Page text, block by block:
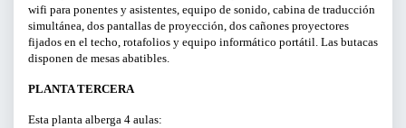
wifi para ponentes y asistentes, equipo de sonido, cabina de traducción
simultánea, dos pantallas de proyección, dos cañones proyectores
fijados en el techo, rotafolios y equipo informático portátil. Las butacas
disponen de mesas abatibles.
PLANTA TERCERA
Esta planta alberga 4 aulas: